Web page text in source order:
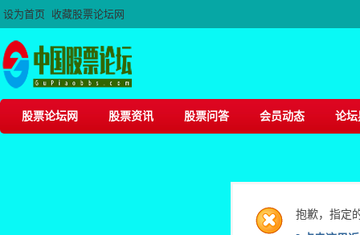
设为首页 收藏股票论坛网
股票论坛网 股票资讯 股票问答 会员动态 论坛
抱歉，指定